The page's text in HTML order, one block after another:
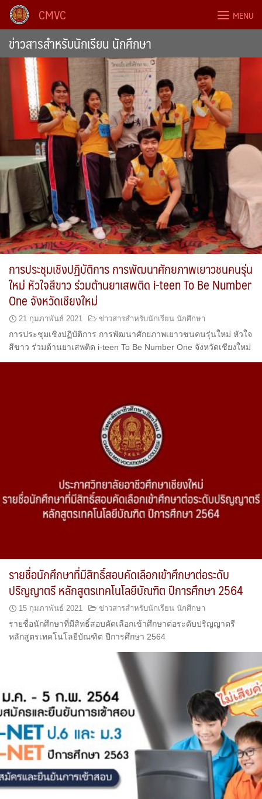
Skip
content
CMVC MENU
ข่าวสารสำหรับนักเรียน นักศึกษา
การประชุมเชิงปฏิบัติการ การพัฒนาศักยภาพเยาวชนคนรุ่น
ใหม่ หัวใจสีขาว ร่วมต้านยาเสพติด i-teen To Be Number
One จังหวัดเชียงใหม่
21 กุมภาพันธ์ 2021 ข่าวสารสำหรับนักเรียน นักศึกษา
การประชุมเชิงปฏิบัติการ การพัฒนาศักยภาพเยาวชนคนรุ่นใหม่ หัวใจ
สีขาว ร่วมต้านยาเสพติด i-teen To Be Number One จังหวัดเชียงใหม่
รายชื่อนักศึกษาที่มีสิทธิ์สอบคัดเลือกเข้าศึกษาต่อระดับ
ปริญญาตรี หลักสูตรเทคโนโลยีบัณฑิต ปีการศึกษา 2564
15 กุมภาพันธ์ 2021 ข่าวสารสำหรับนักเรียน นักศึกษา
รายชื่อนักศึกษาที่มีสิทธิ์สอบคัดเลือกเข้าศึกษาต่อระดับปริญญาตรี
หลักสูตรเทคโนโลยีบัณฑิต ปีการศึกษา 2564